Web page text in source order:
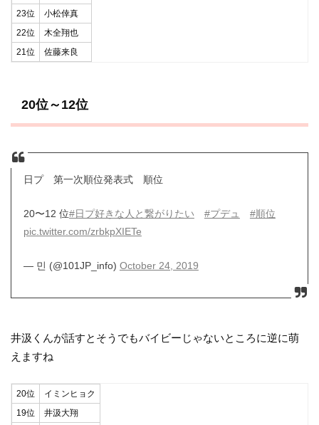
23位
小松倖真
22位
木全翔也
21位
佐藤来良
20位～12位
日プ 第一次順位発表式 順位
20〜12 位#日プ好きな人と繋がりたい #プデュ
#順位
pic.twitter.com/zrbkpXIETe
— 민 (@101JP_info) October 24, 2019
井汲くんが話すとそうでもバイビーじゃないところに逆に萌
えますね
20位
イミンヒョク
19位
井汲大翔